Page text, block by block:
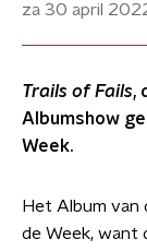
za 30 april
Trails of Fails,
Albumshow
Week.
Het Album van
de Week, want